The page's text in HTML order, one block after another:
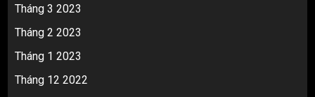
Tháng 3 2023
Tháng 2 2023
Tháng 1 2023
Tháng 12 2022